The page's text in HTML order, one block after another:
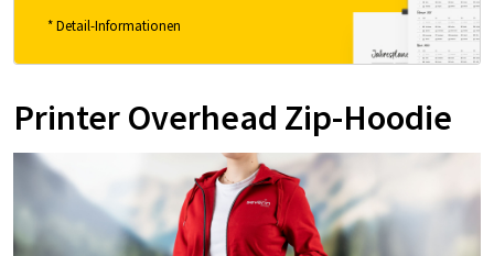
* Detail-Informationen
Printer Overhead Zip-Hoodie